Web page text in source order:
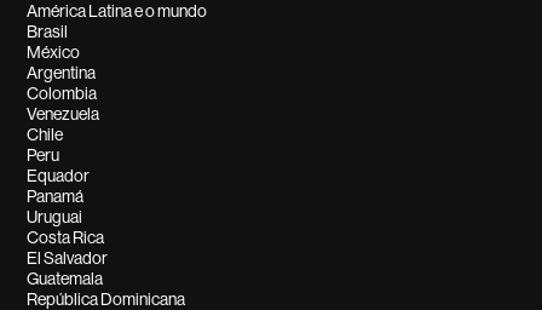
América Latina e o mundo
Brasil
México
Argentina
Colombia
Venezuela
Chile
Peru
Equador
Panamá
Uruguai
Costa Rica
El Salvador
Guatemala
República Dominicana